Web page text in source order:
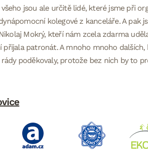
všeho jsou ale určitě lidé, které jsme při
kolegové z kanceláře. A pak
Mokrý, kteří nám zcela zdarma
přijala patronát. A mnoho mnoho
poděkovaly, protože bez nich by to